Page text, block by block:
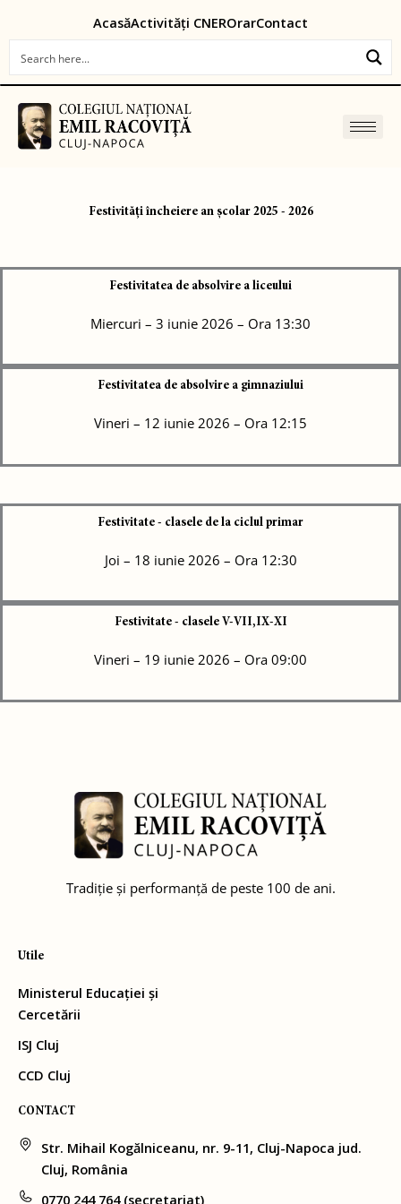
content
AcasăActivități CNEROrarContact
Festivități încheiere an școlar 2025 - 2026
Festivitatea de absolvire a liceului
Miercuri – 3 iunie 2026 – Ora 13:30
Festivitatea de absolvire a gimnaziului
Vineri – 12 iunie 2026 – Ora 12:15
Festivitate - clasele de la ciclul primar
Joi – 18 iunie 2026 – Ora 12:30
Festivitate - clasele V-VII,IX-XI
Vineri – 19 iunie 2026 – Ora 09:00
Tradiție și performanță de peste 100 de ani.
Utile
Ministerul Educației și
Cercetării
ISJ Cluj
CCD Cluj
CONTACT
Str. Mihail Kogălniceanu, nr. 9-11, Cluj-Napoca jud.
Cluj, România
0770 244 764 (secretariat)